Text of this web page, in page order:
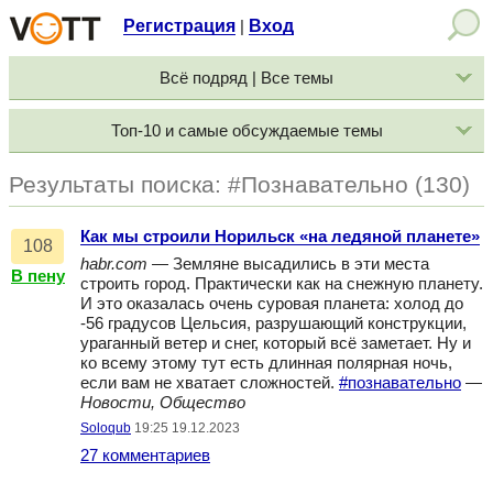
Регистрация Вход
Всё подряд | Все темы
Топ-10 и самые обсуждаемые темы
Результаты поиска: #Познавательно (130)
108
В пену
Как мы строили Норильск «на ледяной планете»
habr.com — Земляне высадились в эти места
строить город. Практически как на снежную планету.
И это оказалась очень суровая планета: холод до
-56 градусов Цельсия, разрушающий конструкции,
ураганный ветер и снег, который всё заметает. Ну и
ко всему этому тут есть длинная полярная ночь,
если вам не хватает сложностей. #познавательно —
Новости, Общество
Soloqub 19:25 19.12.2023
27 комментариев